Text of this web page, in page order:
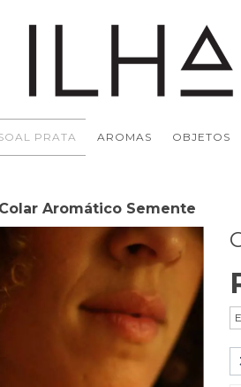
PRATA AROMAS OBJETOS
Colar Aromático Semente